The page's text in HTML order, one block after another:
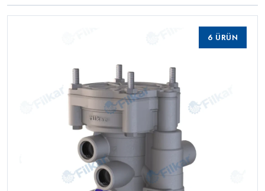
0 ÜRÜN
0 ÜRÜN
véhicules utilitaires
0 ÜRÜN
de décompression rapide pour
→
6 ÜRÜN